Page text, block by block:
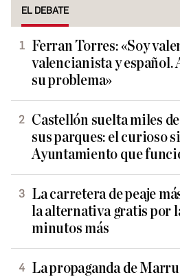
EL DEBATE
Ferran Torres: «Soy
valencianista y español.
su problema»
Castellón suelta miles
sus parques: el curioso
Ayuntamiento que
La carretera de peaje
la alternativa gratis por
minutos más
La propaganda de